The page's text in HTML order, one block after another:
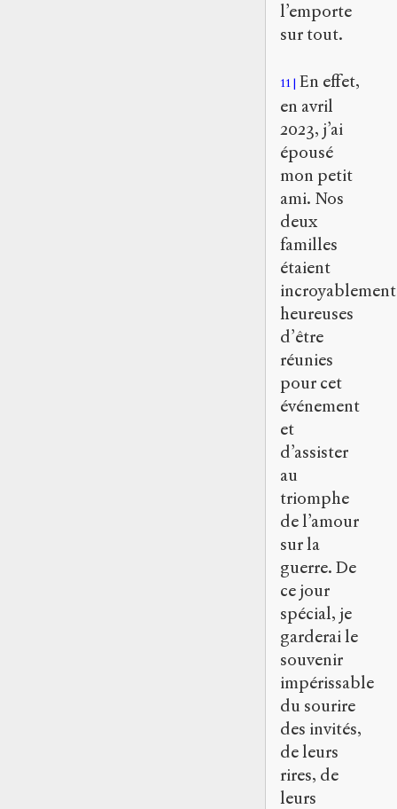
l’emporte
sur tout.
11 En effet,
en avril
2023, j’ai
épousé
mon petit
ami. Nos
deux
familles
étaient
incroyablement
heureuses
d’être
réunies
pour cet
événement
et
d’assister
au
triomphe
de l’amour
sur la
guerre. De
ce jour
spécial, je
garderai le
souvenir
impérissable
du sourire
des invités,
de leurs
rires, de
leurs